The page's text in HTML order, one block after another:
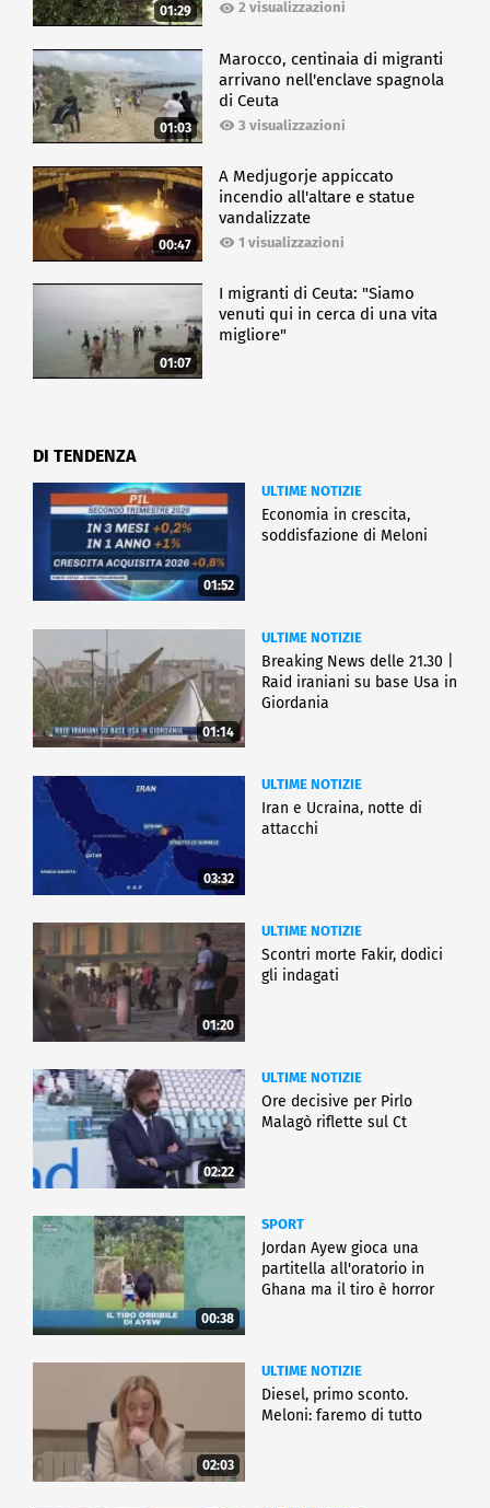
01:29 2 visualizzazioni
01:03
Marocco, centinaia di migranti
arrivano nell'enclave spagnola
di Ceuta
3 visualizzazioni
00:47
A Medjugorje appiccato
incendio all'altare e statue
vandalizzate
1 visualizzazioni
01:07
I migranti di Ceuta: "Siamo
venuti qui in cerca di una vita
migliore"
DI TENDENZA
01:52
ULTIME NOTIZIE
Economia in crescita,
soddisfazione di Meloni
01:14
ULTIME NOTIZIE
Breaking News delle 21.30 |
Raid iraniani su base Usa in
Giordania
03:32
ULTIME NOTIZIE
Iran e Ucraina, notte di
attacchi
01:20
ULTIME NOTIZIE
Scontri morte Fakir, dodici
gli indagati
02:22
ULTIME NOTIZIE
Ore decisive per Pirlo
Malagò riflette sul Ct
00:38
SPORT
Jordan Ayew gioca una
partitella all'oratorio in
Ghana ma il tiro è horror
02:03
ULTIME NOTIZIE
Diesel, primo sconto.
Meloni: faremo di tutto